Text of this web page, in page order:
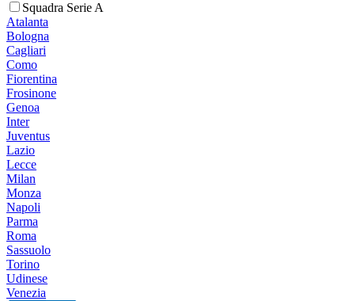
Squadra Serie A
Atalanta
Bologna
Cagliari
Como
Fiorentina
Frosinone
Genoa
Inter
Juventus
Lazio
Lecce
Milan
Monza
Napoli
Parma
Roma
Sassuolo
Torino
Udinese
Venezia